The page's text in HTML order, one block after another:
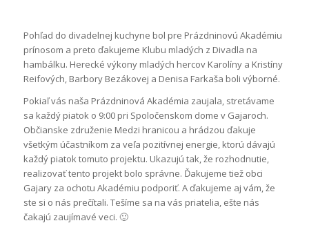
Pohľad do divadelnej kuchyne bol pre Prázdninovú Akadémiu
prínosom a preto ďakujeme Klubu mladých z Divadla na
hambálku. Herecké výkony mladých hercov Karolíny a Kristíny
Reifových, Barbory Bezákovej a Denisa Farkaša boli výborné.
Pokiaľ vás naša Prázdninová Akadémia zaujala, stretávame
sa každý piatok o 9:00 pri Spoločenskom dome v Gajaroch.
Občianske združenie Medzi hranicou a hrádzou ďakuje
všetkým účastníkom za veľa pozitívnej energie, ktorú dávajú
každý piatok tomuto projektu. Ukazujú tak, že rozhodnutie,
realizovať tento projekt bolo správne. Ďakujeme tiež obci
Gajary za ochotu Akadémiu podporiť. A ďakujeme aj vám, že
ste si o nás prečítali. Tešíme sa na vás priatelia, ešte nás
čakajú zaujímavé veci. 🙂